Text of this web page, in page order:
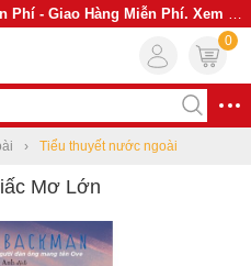
- Giao Hàng Miễn Phí. Xem Ngay
0
Tiểu thuyết nước ngoài
Mơ Lớn